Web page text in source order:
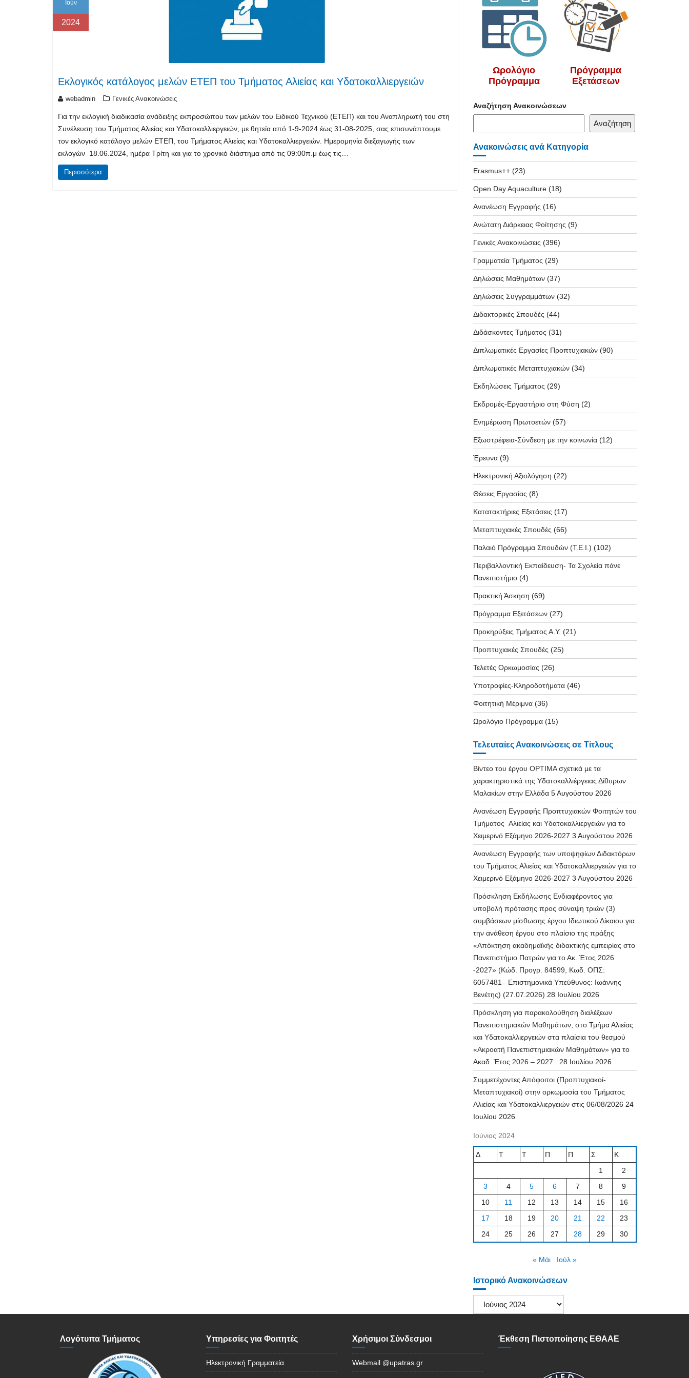
Ιούν
2024
Εκλογικός κατάλογος μελών ΕΤΕΠ του Τμήματος Αλιείας και Yδατοκαλλιεργειών
webadmin Γενικές Ανακοινώσεις
Για την εκλογική διαδικασία ανάδειξης εκπροσώπου των μελών του Ειδικού Τεχνικού (ΕΤΕΠ) και του Αναπληρωτή του στη
Συνέλευση του Τμήματος Αλιείας και Υδατοκαλλιεργειών, με θητεία από 1-9-2024 έως 31-08-2025, σας επισυνάπτουμε
τον εκλογικό κατάλογο μελών ΕΤΕΠ, του Τμήματος Αλιείας και Yδατοκαλλιεργειών. Ημερομηνία διεξαγωγής των
εκλογών 18.06.2024, ημέρα Τρίτη και για το χρονικό διάστημα από τις 09:00π.μ έως τις…
Περισσότερα
Ωρολόγιο
Πρόγραμμα
Πρόγραμμα
Εξετάσεων
Αναζήτηση Ανακοινώσεων
Αναζήτηση
Ανακοινώσεις ανά Κατηγορία
Erasmus++(23)
Open Day Aquaculture(18)
Ανανέωση Εγγραφής (16)
Ανώτατη Διάρκειας Φοίτησης (9)
Γενικές Ανακοινώσεις (396)
Γραμματεία Τμήματος (29)
Δηλώσεις Μαθημάτων(37)
Δηλώσεις Συγγραμμάτων(32)
Διδακτορικές Σπουδές (44)
Διδάσκοντες Τμήματος (31)
Διπλωματικές Εργασίες Προπτυχιακών(90)
Διπλωματικές Μεταπτυχιακών(34)
Εκδηλώσεις Τμήματος (29)
Εκδρομές-Εργαστήριο στη Φύση (2)
Ενημέρωση Πρωτοετών(57)
Εξωστρέφεια-Σύνδεση με την κοινωνία(12)
Έρευνα(9)
Ηλεκτρονική Αξιολόγηση (22)
Θέσεις Εργασίας (8)
Κατατακτήριες Εξετάσεις (17)
Μεταπτυχιακές Σπουδές (66)
Παλαιό Πρόγραμμα Σπουδών (T.E.I.) (102)
Περιβαλλοντική Εκπαίδευση- Τα Σχολεία πάνε
Πανεπιστήμιο(4)
Πρακτική Άσκηση (69)
Πρόγραμμα Εξετάσεων(27)
Προκηρύξεις Τμήματος Α.Υ. (21)
Προπτυχιακές Σπουδές (25)
Τελετές Ορκωμοσίας (26)
Υποτροφίες-Κληροδοτήματα(46)
Φοιτητική Μέριμνα(36)
Ωρολόγιο Πρόγραμμα(15)
Τελευταίες Ανακοινώσεις σε Τίτλους
Βίντεο του έργου OPTIMA σχετικά με τα
χαρακτηριστικά της Υδατοκαλλιέργειας Δίθυρων
Μαλακίων στην Ελλάδα 5 Αυγούστου 2026
Ανανέωση Εγγραφής Προπτυχιακών Φοιτητών του
Τμήματος Αλιείας και Υδατοκαλλιεργειών για το
Χειμερινό Εξάμηνο 2026-2027 3 Αυγούστου 2026
Ανανέωση Εγγραφής των υποψηφίων Διδακτόρων
του Τμήματος Αλιείας και Υδατοκαλλιεργειών για το
Χειμερινό Εξάμηνο 2026-2027 3 Αυγούστου 2026
Πρόσκληση Εκδήλωσης Ενδιαφέροντος για
υποβολή πρότασης προς σύναψη τριών (3)
συμβάσεων μίσθωσης έργου Ιδιωτικού Δίκαιου για
την ανάθεση έργου στο πλαίσιο της πράξης
«Απόκτηση ακαδημαϊκής διδακτικής εμπειρίας στο
Πανεπιστήμιο Πατρών για το Ακ. Έτος 2026
-2027» (Κώδ. Προγρ. 84599, Κωδ. ΟΠΣ:
6057481– Επιστημονικά Υπεύθυνος: Ιωάννης
Βενέτης) (27.07.2026) 28 Ιουλίου 2026
Πρόσκληση για παρακολούθηση διαλέξεων
Πανεπιστημιακών Μαθημάτων, στο Τμήμα Αλιείας
και Υδατοκαλλιεργειών στα πλαίσια του θεσμού
«Ακροατή Πανεπιστημιακών Μαθημάτων» για το
Ακαδ. Έτος 2026 – 2027. 28 Ιουλίου 2026
Συμμετέχοντες Απόφοιτοι (Προπτυχιακοί-
Μεταπτυχιακοί) στην ορκωμοσία του Τμήματος
Αλιείας και Υδατοκαλλιεργειών στις 06/08/2026 24
Ιουλίου 2026
Ιούνιος 2024
Δ Τ Τ Π Π Σ
Κ
1
2
3
4 5 6 7 8
9
10
11 12 13 14 15
16
17
18 19 20 21 22
23
24
25 26 27 28 29 30
« Μάι Ιούλ »
Ιστορικό Ανακοινώσεων
Ιστορικό
Ανακοινώσεων
Λογότυπα Τμήματος Υπηρεσίες για Φοιτητές
Ηλεκτρονική Γραμματεία
Χρήσιμοι Σύνδεσμοι
Webmail @upatras.gr
Έκθεση Πιστοποίησης ΕΘΑΑΕ